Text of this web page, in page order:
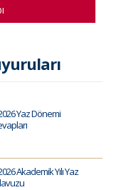
Yaz Dönemi
Akademik Yılı Yaz